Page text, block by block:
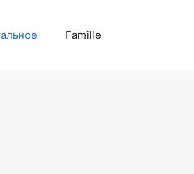
Famille